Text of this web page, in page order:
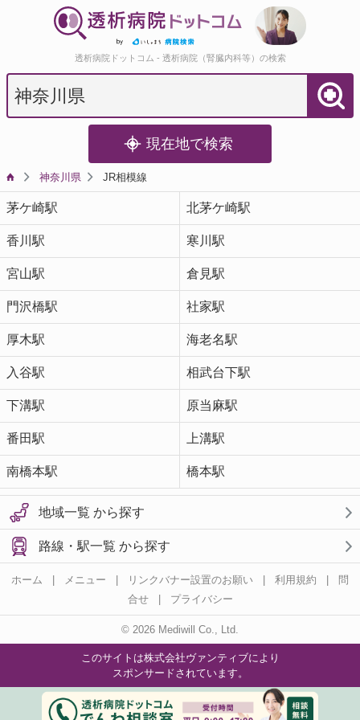
透析病院ドットコム - 透析病院（腎臓内科等）の検索
現在地で検索
神奈川県 JR相模線
茅ケ崎駅 北茅ケ崎駅
香川駅 寒川駅
宮山駅 倉見駅
門沢橋駅 社家駅
厚木駅 海老名駅
入谷駅 相武台下駅
下溝駅 原当麻駅
番田駅 上溝駅
南橋本駅 橋本駅
地域一覧 から探す
路線・駅一覧 から探す
ホーム | メニュー | リンクバナー設置のお願い | 利用規約 |
問
合せ
| プライバシー
© 2026 Mediwill Co., Ltd.
このサイトは株式会社ヴァンティブにより
スポンサードされています。